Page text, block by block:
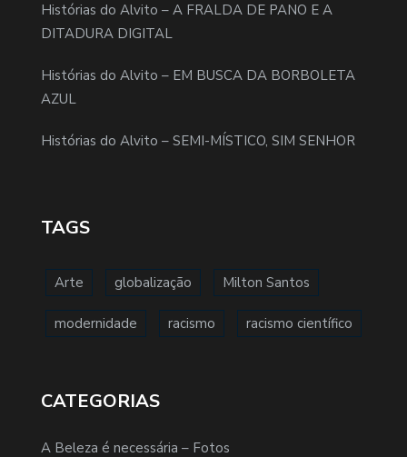
Histórias do Alvito – A FRALDA DE PANO E A
DITADURA DIGITAL
Histórias do Alvito – EM BUSCA DA BORBOLETA
AZUL
Histórias do Alvito – SEMI-MÍSTICO, SIM SENHOR
TAGS
Arte globalização Milton Santos
modernidade racismo racismo científico
CATEGORIAS
A Beleza é necessária – Fotos